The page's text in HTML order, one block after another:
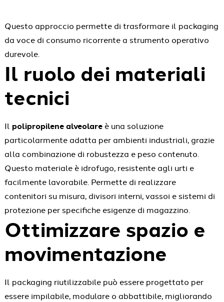
Questo approccio permette di trasformare il packaging
da voce di consumo ricorrente a strumento operativo
durevole.
Il ruolo dei materiali
tecnici
Il polipropilene alveolareè una soluzione
particolarmente adatta per ambienti industriali, grazie
alla combinazione di robustezza e peso contenuto.
Questo materiale è idrofugo, resistente agli urti e
facilmente lavorabile. Permette di realizzare
contenitori su misura, divisori interni, vassoi e sistemi di
protezione per specifiche esigenze di magazzino.
Ottimizzare spazio e
movimentazione
Il packaging riutilizzabile può essere progettato per
essere impilabile, modulare o abbattibile, migliorando